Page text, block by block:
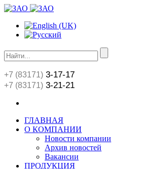
+7 (83171) 3-17-17
+7 (83171) 3-21-21
ГЛАВНАЯ
О КОМПАНИИ
Новости компании
Архив новостей
Вакансии
ПРОДУКЦИЯ